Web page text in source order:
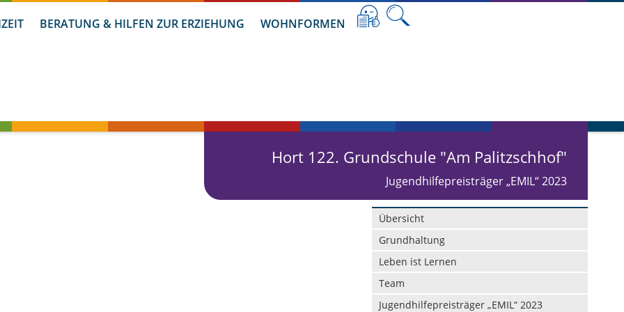
BERATUNG & HILFEN ZUR ERZIEHUNG WOHNFORMEN
Hort 122. Grundschule "Am Palitzschhof"
Jugendhilfepreisträger „EMIL“ 2023
Navigation
überspringen
Übersicht
Grundhaltung
Leben ist Lernen
Team
Jugendhilfepreisträger „EMIL“ 2023